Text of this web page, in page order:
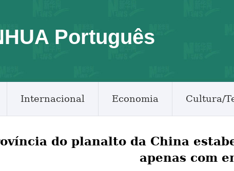
Português
Internacional Economia Cultura/
do planalto da China
apenas com